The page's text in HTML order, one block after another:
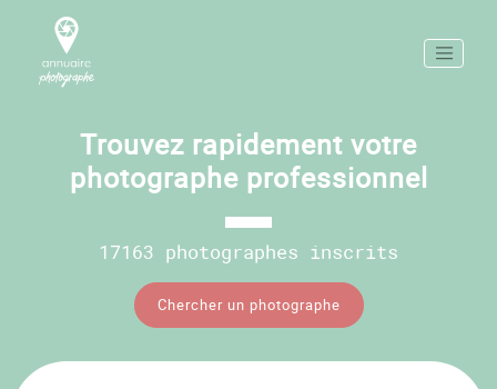
Trouvez rapidement votre
photographe professionnel
17163 photographes inscrits
Chercher un photographe